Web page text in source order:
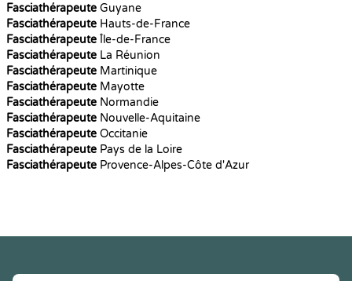
Fasciathérapeute Guyane
Fasciathérapeute Hauts-de-France
Fasciathérapeute Île-de-France
Fasciathérapeute La Réunion
Fasciathérapeute Martinique
Fasciathérapeute Mayotte
Fasciathérapeute Normandie
Fasciathérapeute Nouvelle-Aquitaine
Fasciathérapeute Occitanie
Fasciathérapeute Pays de la Loire
Fasciathérapeute Provence-Alpes-Côte d'Azur